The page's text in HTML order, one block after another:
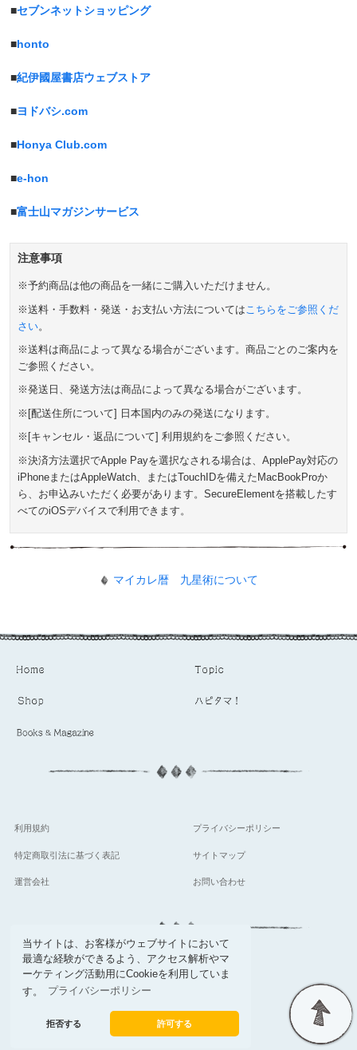
当サイトは、お客様がウェブサイトにおいて
最適な経験ができるよう、アクセス解析やマ
ーケティング活動用にCookieを利用していま
す。
プライバシーポリシー
拒否する 許可する
■セブンネットショッピング
■honto
■紀伊國屋書店ウェブストア
■ヨドバシ.com
■Honya Club.com
■e-hon
■富士山マガジンサービス
注意事項
※予約商品は他の商品を一緒にご購入いただけません。
※送料・手数料・発送・お支払い方法については こちらをご参照くだ
さい。
※送料は商品によって異なる場合がございます。商品ごとのご案内を
ご参照ください。
※発送日、発送方法は商品によって異なる場合がございます。
※[配送住所について] 日本国内のみの発送になります。
※[キャンセル・返品について] 利用規約をご参照ください。
※決済方法選択でApple Payを選択なされる場合は、ApplePay対応の
iPhoneまたはAppleWatch、またはTouchIDを備えたMacBookProか
ら、お申込みいただく必要があります。SecureElementを搭載したす
べてのiOSデバイスで利用できます。
マイカレ暦 九星術について
利用規約 プライバシーポリシー
特定商取引法に基づく表記 サイトマップ
運営会社 お問い合わせ
follow